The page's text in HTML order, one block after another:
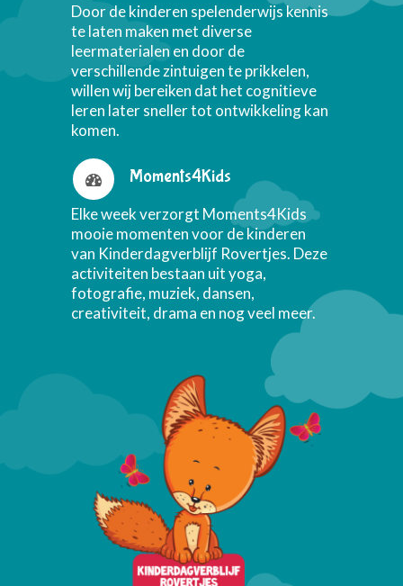
Door de kinderen spelenderwijs kennis
te laten maken met diverse
leermaterialen en door de
verschillende zintuigen te prikkelen,
willen wij bereiken dat het cognitieve
leren later sneller tot ontwikkeling kan
komen.
Moments4Kids
Elke week verzorgt Moments4Kids
mooie momenten voor de kinderen
van Kinderdagverblijf Rovertjes. Deze
activiteiten bestaan uit yoga,
fotografie, muziek, dansen,
creativiteit, drama en nog veel meer.